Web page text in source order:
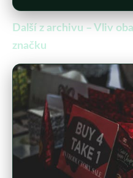
Další z archivu – Vliv
značku